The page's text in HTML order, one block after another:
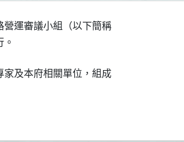
營運審議小組（以下簡稱
家及本府相關單位，組成